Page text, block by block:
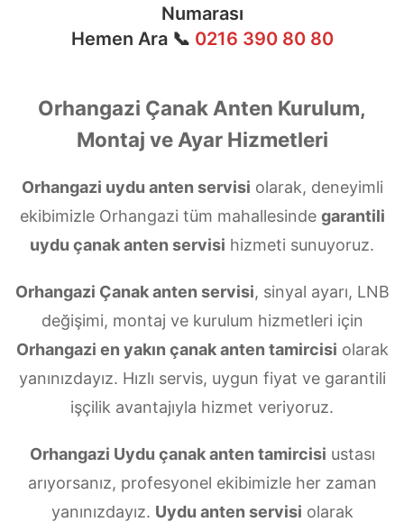
Numarası
Hemen Ara 📞 0216 390 80 80
Orhangazi Çanak Anten Kurulum,
Montaj ve Ayar Hizmetleri
Orhangazi uydu anten servisi olarak, deneyimli
ekibimizle Orhangazi tüm mahallesinde garantili
uydu çanak anten servisi hizmeti sunuyoruz.
Orhangazi Çanak anten servisi, sinyal ayarı, LNB
değişimi, montaj ve kurulum hizmetleri için
Orhangazi en yakın çanak anten tamircisi olarak
yanınızdayız. Hızlı servis, uygun fiyat ve garantili
işçilik avantajıyla hizmet veriyoruz.
Orhangazi Uydu çanak anten tamircisi ustası
arıyorsanız, profesyonel ekibimizle her zaman
yanınızdayız. Uydu anten servisi olarak